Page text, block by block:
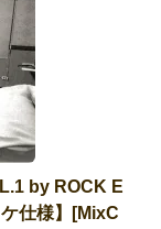
by ROCK E
仕様】[MixC